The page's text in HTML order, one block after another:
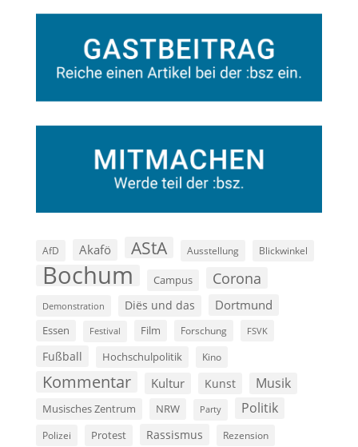
AfD Akafö AStA Ausstellung Blickwinkel
Bochum Campus Corona
Demonstration Diës und das Dortmund
Essen Festival Film Forschung FSVK
Fußball Hochschulpolitik Kino
Kommentar Kultur Kunst Musik
Musisches Zentrum NRW Party Politik
Polizei Protest Rassismus Rezension